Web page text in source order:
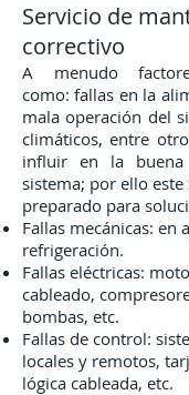
Servicio de
correctivo
A menudo
como: fallas en la
mala operación del
climáticos, entre
influir en la buena
sistema; por ello
preparado para
Fallas mecánicas: en
refrigeración.
Fallas eléctricas:
cableado,
bombas, etc.
Fallas de control:
locales y remotos,
lógica cableada, etc.